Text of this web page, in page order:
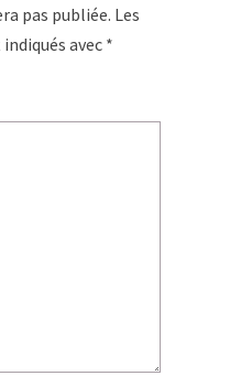
pas publiée. Les
avec *